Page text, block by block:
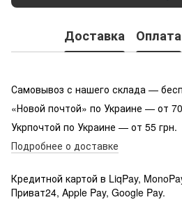
Доставка Оплата
Самовывоз с нашего склада —
«Новой почтой» по Украине — от
Укрпочтой по Украине — от 55 грн.
Подробнее о доставке
Кредитной картой в LiqPay,
Приват24, Apple Pay, Google Pay.